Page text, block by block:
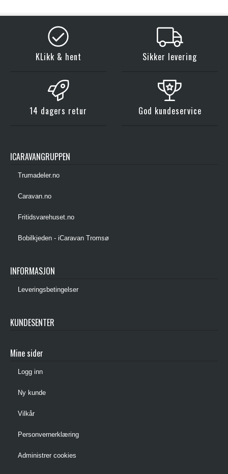
KLikk & hent Sikker levering
14 dagers retur God kundeservice
ICARAVANGRUPPEN
Trumadeler.no
Caravan.no
Fritidsvarehuset.no
Bobilkjeden - iCaravan Tromsø
INFORMASJON
Leveringsbetingelser
KUNDESENTER
Mine sider
Logg inn
Ny kunde
Vilkår
Personvernerklæring
Administrer cookies